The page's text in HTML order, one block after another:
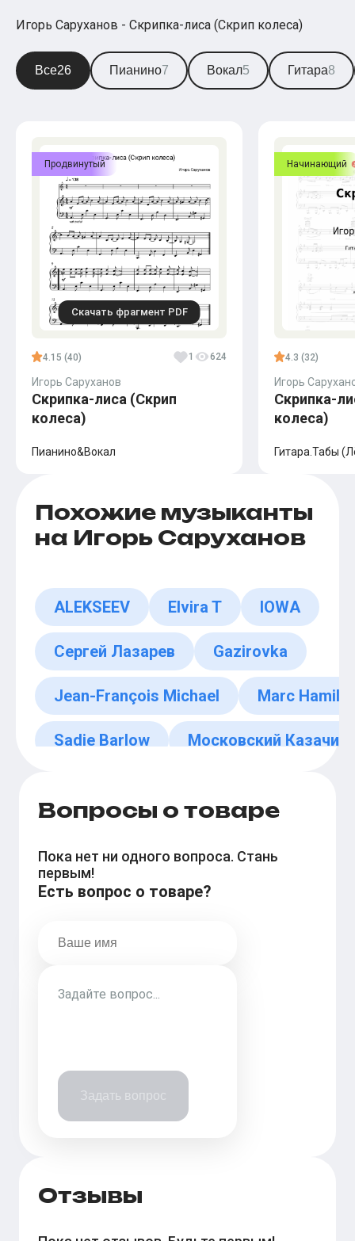
Игорь Саруханов - Скрипка-лиса (Скрип колеса)
Все26 Пианино7 Вокал5 Гитара8
Продвинутый
Скачать фрагмент PDF
4.15 (40) 1 624
Игорь Саруханов
Скрипка-лиса (Скрип
колеса)
Пианино&Вокал
Начинающий
4.3 (32)
Игорь
Скрипка-
колеса)
Гитара.Табы
Похожие музыканты
на Игорь Саруханов
ALEKSEEV Elvira T IOWA
Сергей Лазарев Gazirovka
Jean-François Michael Marc
Sadie Barlow Московский Казачий
Вопросы о товаре
Пока нет ни одного вопроса. Стань
первым!
Есть вопрос о товаре?
Задать вопрос
Отзывы